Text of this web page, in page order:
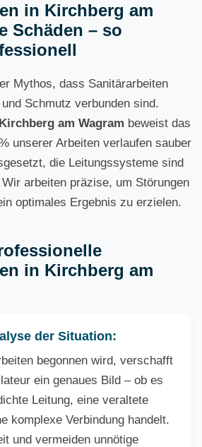
in Kirchberg am
Schäden – so
Mythos, dass Sanitärarbeiten
Schmutz verbunden sind.
am Wagram beweist das
unserer Arbeiten verlaufen sauber
die Leitungssysteme sind
arbeiten präzise, um Störungen
optimales Ergebnis zu erzielen.
in Kirchberg am
der Situation:
begonnen wird, verschafft
ein genaues Bild – ob es
Leitung, eine veraltete
komplexe Verbindung handelt.
und vermeiden unnötige